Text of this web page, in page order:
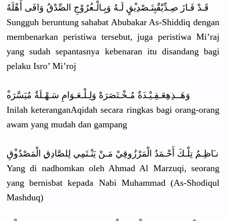
قَـدْ فَـازَ صِـدِّيْقٌبِتَـصْدِيْقٍ لَـهُ وَبِـالْـعُرُوْجِ الصِّدْقُ وَافَى أَهْلَهُ
Sungguh beruntung sahabat Abubakar As-Shiddiq dengan
membenarkan peristiwa tersebut, juga peristiwa Mi’raj
yang sudah sepantasnya kebenaran itu disandang bagi
pelaku Isro’ Mi’roj
وَهَــذِهِعَـقِـيْـدَةٌ مُـخْـتَصَرَهْ وَلِـلْـعَـوَامِ سَـهْـلَةٌ مُيَسَّرَه
Inilah keteranganAqidah secara ringkas bagi orang-orang
awam yang mudah dan gampang
نـَاظِـمُ تِلْـكَ أَحْـمَدُ الْمَرْزُوقِيْ مَـنْ يَنْـتَمِي لِلصَّادِق ِ الْمَصْدُوْقِ
Yang di nadhomkan oleh Ahmad Al Marzuqi, seorang
yang bernisbat kepada Nabi Muhammad (As-Shodiqul
Mashduq)